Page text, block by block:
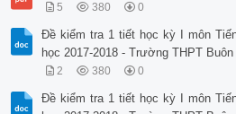
5 380 0
Đề kiểm tra 1 tiết học kỳ I môn
học 2017-2018 - Trường THPT
2 380 0
Đề kiểm tra 1 tiết học kỳ I môn